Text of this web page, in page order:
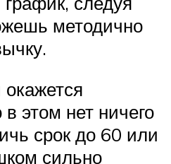
методично
в этом нет ничего
срок до 60 или
сильно